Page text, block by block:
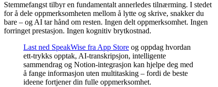
Stemmefangst tilbyr en fundamentalt annerledes tilnærming. I stedet
for å dele oppmerksomheten mellom å lytte og skrive, snakker du
bare – og AI tar hånd om resten. Ingen delt oppmerksomhet. Ingen
forringet prestasjon. Ingen kognitiv brytkostnad.
Last ned SpeakWise fra App Store og oppdag hvordan
ett-trykks opptak, AI-transkripsjon, intelligente
sammendrag og Notion-integrasjon kan hjelpe deg med
å fange informasjon uten multitasking – fordi de beste
ideene fortjener din fulle oppmerksomhet.